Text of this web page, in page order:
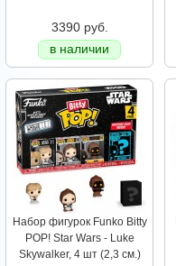
3390 руб.
в наличии
Набор фигурок Funko Bitty
POP! Star Wars - Luke
Skywalker, 4 шт (2,3 см.)